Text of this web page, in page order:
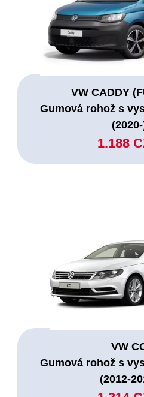
VW CADDY
Gumová rohož s
1.188
VW
Gumová rohož s
(2012-